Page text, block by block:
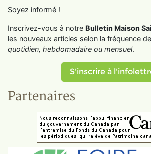
Soyez informé !
Inscrivez-vous à notre Bulletin Maison
les nouveaux articles selon la fréquence
quotidien, hebdomadaire ou mensuel.
S'inscrire à
Partenaires